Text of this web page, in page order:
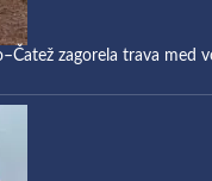
zagorela trava med